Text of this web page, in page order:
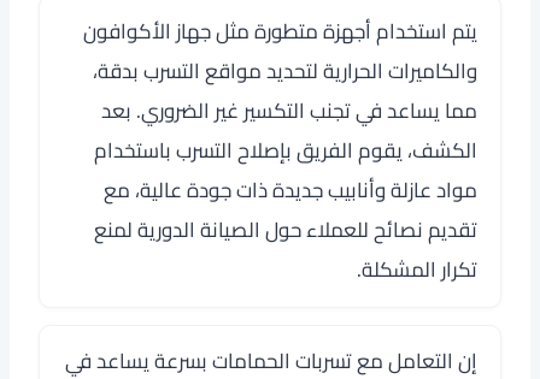
يتم استخدام أجهزة متطورة مثل جهاز الأكوافون
والكاميرات الحرارية لتحديد مواقع التسرب بدقة،
مما يساعد في تجنب التكسير غير الضروري. بعد
الكشف، يقوم الفريق بإصلاح التسرب باستخدام
مواد عازلة وأنابيب جديدة ذات جودة عالية، مع
تقديم نصائح للعملاء حول الصيانة الدورية لمنع
تكرار المشكلة.
إن التعامل مع تسربات الحمامات بسرعة يساعد في